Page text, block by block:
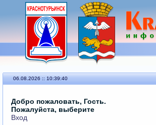
06.08.2026 :: 10:39:40
Добро пожаловать, Гость.
Пожалуйста, выберите
Вход